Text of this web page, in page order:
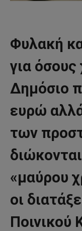
Φυλακή
για
Δημόσιο
ευρώ
των
«μαύρου
οι
Ποινικού